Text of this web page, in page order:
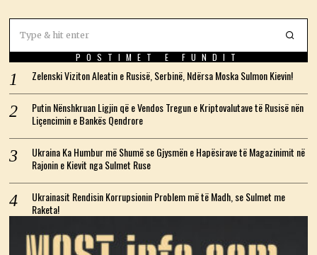
POSTIMET E FUNDIT
Zelenski Viziton Aleatin e Rusisë, Serbinë, Ndërsa Moska Sulmon Kievin!
Putin Nënshkruan Ligjin që e Vendos Tregun e Kriptovalutave të Rusisë nën
Liçencimin e Bankës Qendrore
Ukraina Ka Humbur më Shumë se Gjysmën e Hapësirave të Magazinimit në
Rajonin e Kievit nga Sulmet Ruse
Ukrainasit Rendisin Korrupsionin Problem më të Madh, se Sulmet me
Raketa!